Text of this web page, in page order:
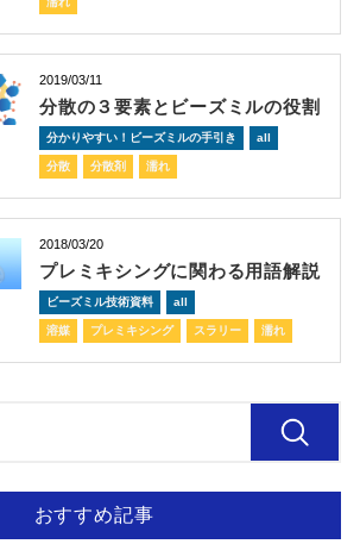
2019/03/11
分散の３要素とビーズミルの役割
分かりやすい！ビーズミルの手引き all
分散 分散剤 濡れ
2018/03/20
プレミキシングに関わる用語解説
ビーズミル技術資料 all
溶媒 プレミキシング スラリー 濡れ
おすすめ記事